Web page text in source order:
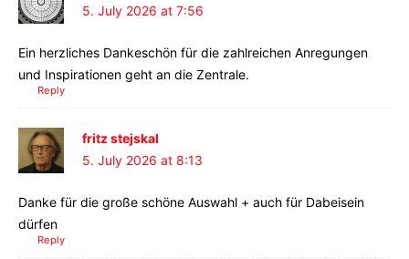
5. July 2026 at 7:56
Ein herzliches Dankeschön für die zahlreichen Anregungen
und Inspirationen geht an die Zentrale.
Reply
fritz stejskal
5. July 2026 at 8:13
Danke für die große schöne Auswahl + auch für Dabeisein
dürfen
Reply